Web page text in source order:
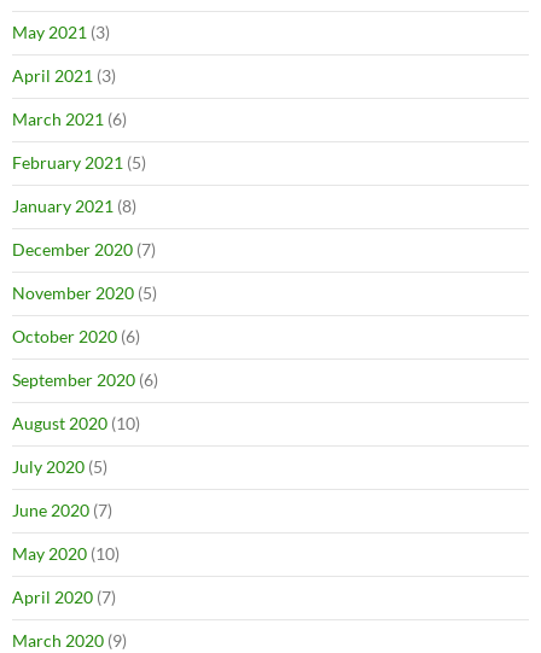
May 2021 (3)
April 2021 (3)
March 2021 (6)
February 2021 (5)
January 2021 (8)
December 2020 (7)
November 2020 (5)
October 2020 (6)
September 2020 (6)
August 2020 (10)
July 2020 (5)
June 2020 (7)
May 2020 (10)
April 2020 (7)
March 2020 (9)